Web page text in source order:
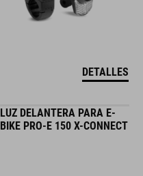
DETALLES
LUZ DELANTERA PARA E-
BIKE PRO-E 150 X-CONNECT